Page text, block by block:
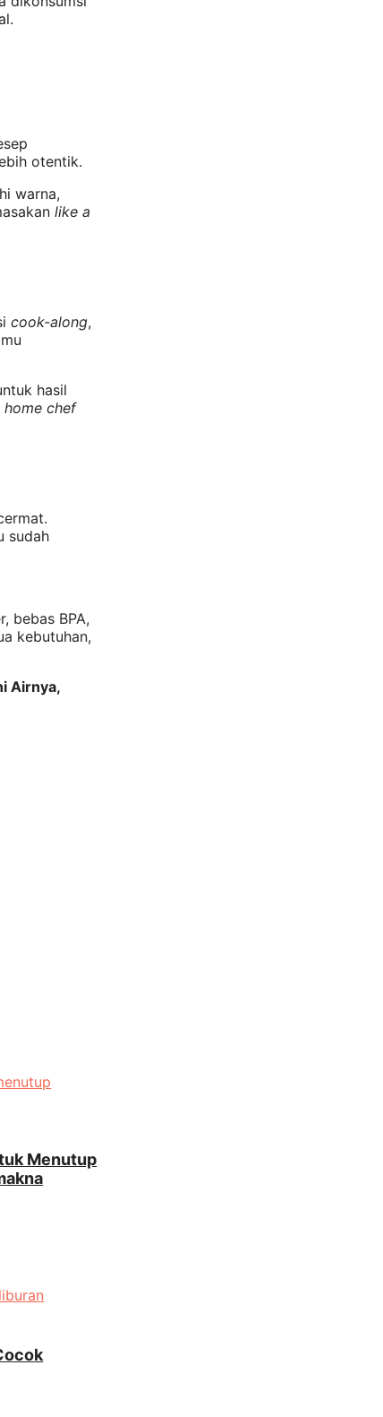
otentik.
warna,
like a
cook-along,
hasil
home chef
sudah
bebas BPA,
kebutuhan,
Airnya,
Menutup